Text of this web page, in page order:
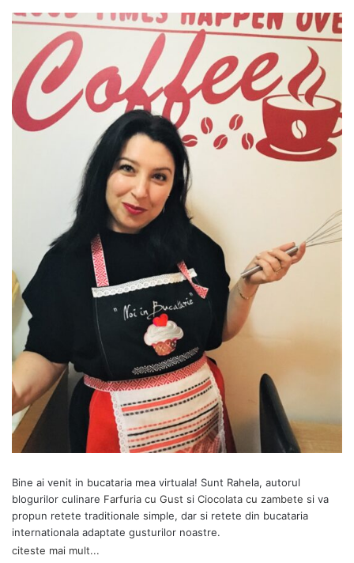
Bine ai venit in bucataria mea virtuala! Sunt Rahela, autorul
blogurilor culinare Farfuria cu Gust si Ciocolata cu zambete si va
propun retete traditionale simple, dar si retete din bucataria
internationala adaptate gusturilor noastre.
citeste mai mult...